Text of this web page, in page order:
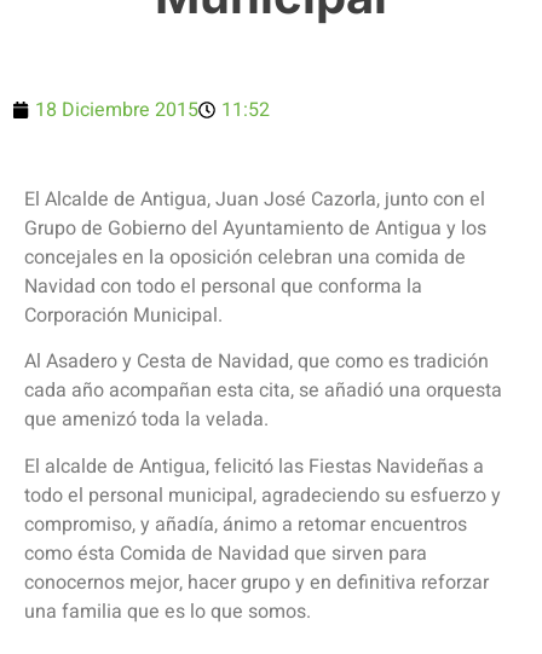
18 Diciembre 2015 11:52
El Alcalde de Antigua, Juan José Cazorla, junto con el
Grupo de Gobierno del Ayuntamiento de Antigua y los
concejales en la oposición celebran una comida de
Navidad con todo el personal que conforma la
Corporación Municipal.
Al Asadero y Cesta de Navidad, que como es tradición
cada año acompañan esta cita, se añadió una orquesta
que amenizó toda la velada.
El alcalde de Antigua, felicitó las Fiestas Navideñas a
todo el personal municipal, agradeciendo su esfuerzo y
compromiso, y añadía, ánimo a retomar encuentros
como ésta Comida de Navidad que sirven para
conocernos mejor, hacer grupo y en definitiva reforzar
una familia que es lo que somos.